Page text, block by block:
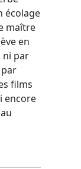
écolage
maître
en
ni par
films
encore